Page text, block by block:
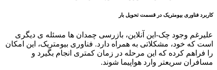
کاربرد فناوری بیومتریک در قسمت تحویل بار
علیرغم وجود چک-این آنلاین، بازرسی چمدان ها مسئله ی دیگری
است که خود، مشکلاتی به همراه دارد. فناوری بیومتریک، این امکان
را فراهم کرده که این مرحله در زمان کمتری انجام بگیرد و
مسافران سریعتر وارد هواپیما شوند.